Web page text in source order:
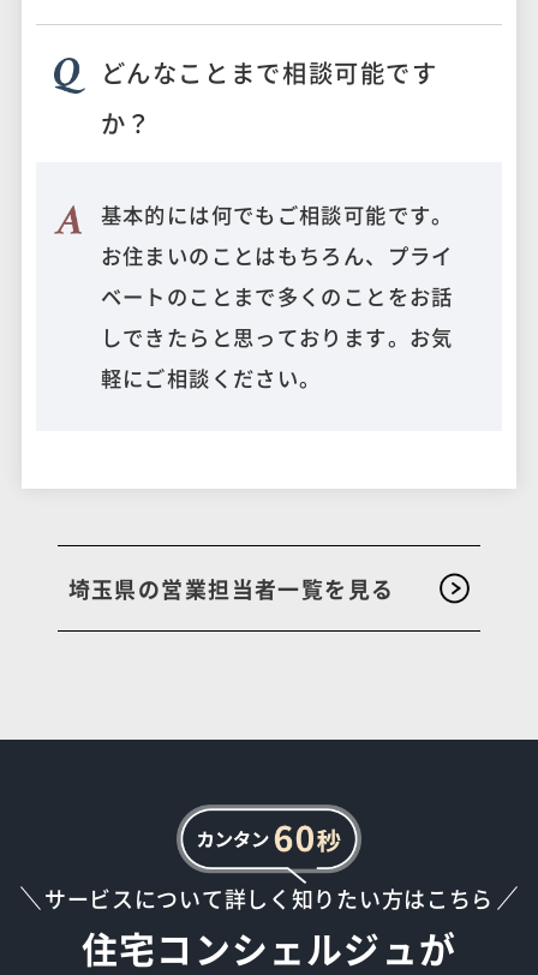
どんなことまで相談可能です
か？
基本的には何でもご相談可能です。
お住まいのことはもちろん、プライ
ベートのことまで多くのことをお話
しできたらと思っております。お気
軽にご相談ください。
埼玉県の営業担当者一覧を見る
サービスについて詳しく知りたい方はこちら
住宅コンシェルジュが